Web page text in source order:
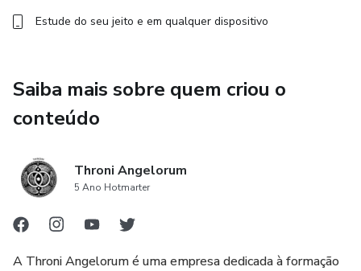
Estude do seu jeito e em qualquer dispositivo
Saiba mais sobre quem criou o
conteúdo
Throni Angelorum
5 Ano Hotmarter
A Throni Angelorum é uma empresa dedicada à formação